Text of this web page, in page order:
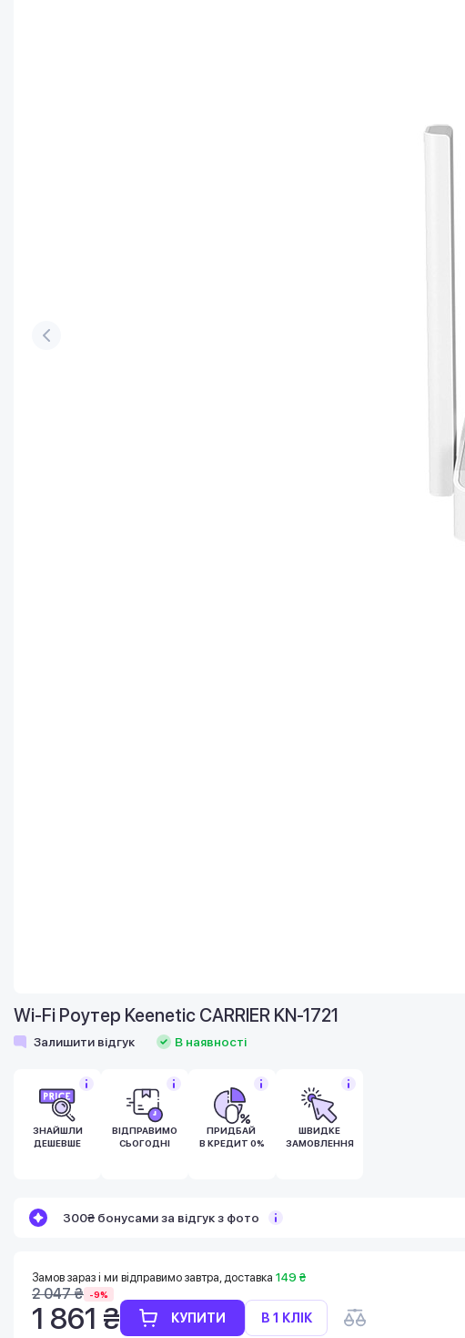
Wi-Fi Роутер Keenetic CARRIER KN-1721
Залишити відгук В наявності
ЗНАЙШЛИ
ДЕШЕВШЕ
ВІДПРАВИМО
СЬОГОДНІ
ПРИДБАЙ
В КРЕДИТ 0%
ШВИДКЕ
ЗАМОВЛЕННЯ
300₴ бонусами за відгук з фото
Замов зараз і ми відправимо завтра, доставка 149 ₴
2 047 ₴ -9%
1 861 ₴ КУПИТИ В 1 КЛІК